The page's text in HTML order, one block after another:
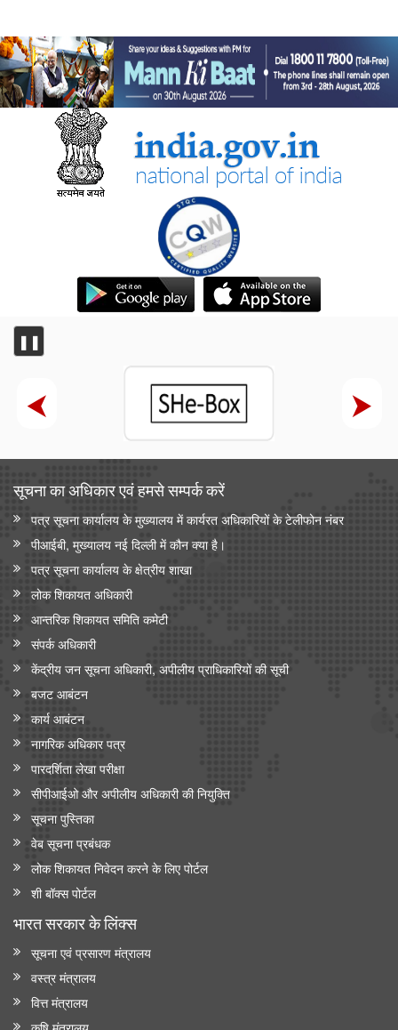
❚❚
सूचना का अधिकार एवं हमसे सम्‍पर्क करें
पत्र सूचना कार्यालय के मुख्यालय में कार्यरत अधिकारियों के टेलीफोन नंबर
पीआईबी, मुख्यालय नई दिल्ली में कौन क्या है।
पत्र सूचना कार्यालय के क्षेत्रीय शाखा
लोक शिकायत अधिकारी
आन्‍तरिक शिकायत समिति कमेटी
संपर्क अधिकारी
केंद्रीय जन सूचना अधिकारी, अपीलीय प्राधिकारियों की सूची
बजट आबंटन
कार्य आबंटन
नागरिक अधिकार पत्र
पारदर्शिता लेखा परीक्षा
सीपीआईओ और अपी‍लीय अधिकारी की नियुक्ति
सूचना पुस्तिका
वेब सूचना प्रबंधक
लोक शिकायत निवेदन करने के लिए पोर्टल
शी बॉक्स पोर्टल
भारत सरकार के लिंक्‍स
सूचना एवं प्रसारण मंत्रालय
वस्त्र मंत्रालय
वित्त मंत्रालय